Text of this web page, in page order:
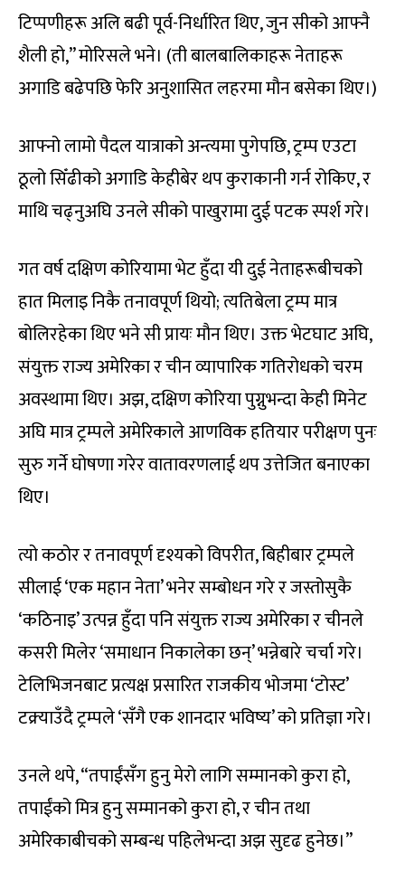
टिप्पणीहरू अलि बढी पूर्व-निर्धारित थिए, जुन सीको आफ्नै
शैली हो,” मोरिसले भने। (ती बालबालिकाहरू नेताहरू
अगाडि बढेपछि फेरि अनुशासित लहरमा मौन बसेका थिए।)
आफ्नो लामो पैदल यात्राको अन्त्यमा पुगेपछि, ट्रम्प एउटा
ठूलो सिँढीको अगाडि केहीबेर थप कुराकानी गर्न रोकिए, र
माथि चढ्नुअघि उनले सीको पाखुरामा दुई पटक स्पर्श गरे।
गत वर्ष दक्षिण कोरियामा भेट हुँदा यी दुई नेताहरूबीचको
हात मिलाइ निकै तनावपूर्ण थियो; त्यतिबेला ट्रम्प मात्र
बोलिरहेका थिए भने सी प्रायः मौन थिए। उक्त भेटघाट अघि,
संयुक्त राज्य अमेरिका र चीन व्यापारिक गतिरोधको चरम
अवस्थामा थिए। अझ, दक्षिण कोरिया पुग्नुभन्दा केही मिनेट
अघि मात्र ट्रम्पले अमेरिकाले आणविक हतियार परीक्षण पुनः
सुरु गर्ने घोषणा गरेर वातावरणलाई थप उत्तेजित बनाएका
थिए।
त्यो कठोर र तनावपूर्ण दृश्यको विपरीत, बिहीबार ट्रम्पले
सीलाई ‘एक महान नेता’ भनेर सम्बोधन गरे र जस्तोसुकै
‘कठिनाइ’ उत्पन्न हुँदा पनि संयुक्त राज्य अमेरिका र चीनले
कसरी मिलेर ‘समाधान निकालेका छन्’ भन्नेबारे चर्चा गरे।
टेलिभिजनबाट प्रत्यक्ष प्रसारित राजकीय भोजमा ‘टोस्ट’
टक्र्याउँदै ट्रम्पले ‘सँगै एक शानदार भविष्य’ को प्रतिज्ञा गरे।
उनले थपे, “तपाईंसँग हुनु मेरो लागि सम्मानको कुरा हो,
तपाईंको मित्र हुनु सम्मानको कुरा हो, र चीन तथा
अमेरिकाबीचको सम्बन्ध पहिलेभन्दा अझ सुदृढ हुनेछ।”